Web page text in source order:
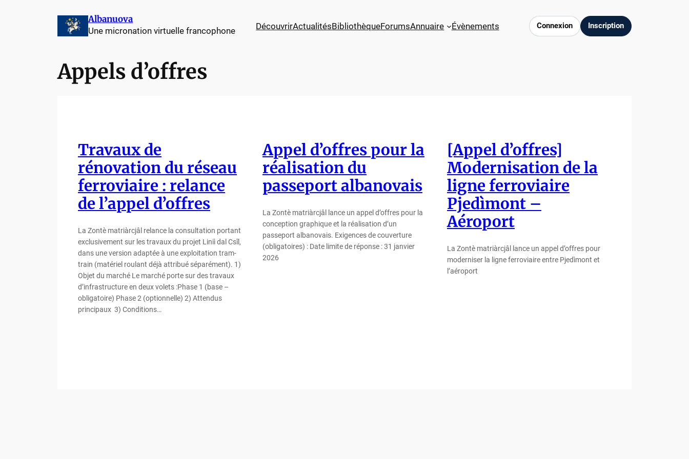
Albanuova
Une micronation virtuelle francophone DécouvrirActualitésBibliothèqueForumsAnnuaire Évènements Connexion Inscription
Appels d’offres
Travaux de
rénovation du réseau
ferroviaire : relance
de l’appel d’offres
La Zontè matriàrcjâl relance la consultation portant
exclusivement sur les travaux du projet Liniì dal Csîl,
dans une version adaptée à une exploitation tram-
train (matériel roulant déjà attribué séparément). 1)
Objet du marché Le marché porte sur des travaux
d’infrastructure en deux volets :Phase 1 (base –
obligatoire) Phase 2 (optionnelle) 2) Attendus
principaux 3) Conditions…
Appel d’offres pour la
réalisation du
passeport albanovais
La Zontè matriàrcjâl lance un appel d’offres pour la
conception graphique et la réalisation d’un
passeport albanovais. Exigences de couverture
(obligatoires) : Date limite de réponse : 31 janvier
2026
[Appel d’offres]
Modernisation de la
ligne ferroviaire
Pjedìmont –
Aéroport
La Zontè matriàrcjâl lance un appel d’offres pour
moderniser la ligne ferroviaire entre Pjedìmont et
l’aéroport